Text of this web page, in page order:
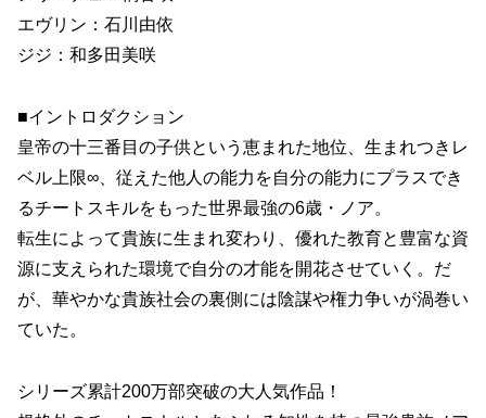
エヴリン：石川由依
ジジ：和多田美咲
■イントロダクション
皇帝の十三番目の子供という恵まれた地位、生まれつきレ
ベル上限∞、従えた他人の能力を自分の能力にプラスでき
るチートスキルをもった世界最強の6歳・ノア。
転生によって貴族に生まれ変わり、優れた教育と豊富な資
源に支えられた環境で自分の才能を開花させていく。だ
が、華やかな貴族社会の裏側には陰謀や権力争いが渦巻い
ていた。
シリーズ累計200万部突破の大人気作品！